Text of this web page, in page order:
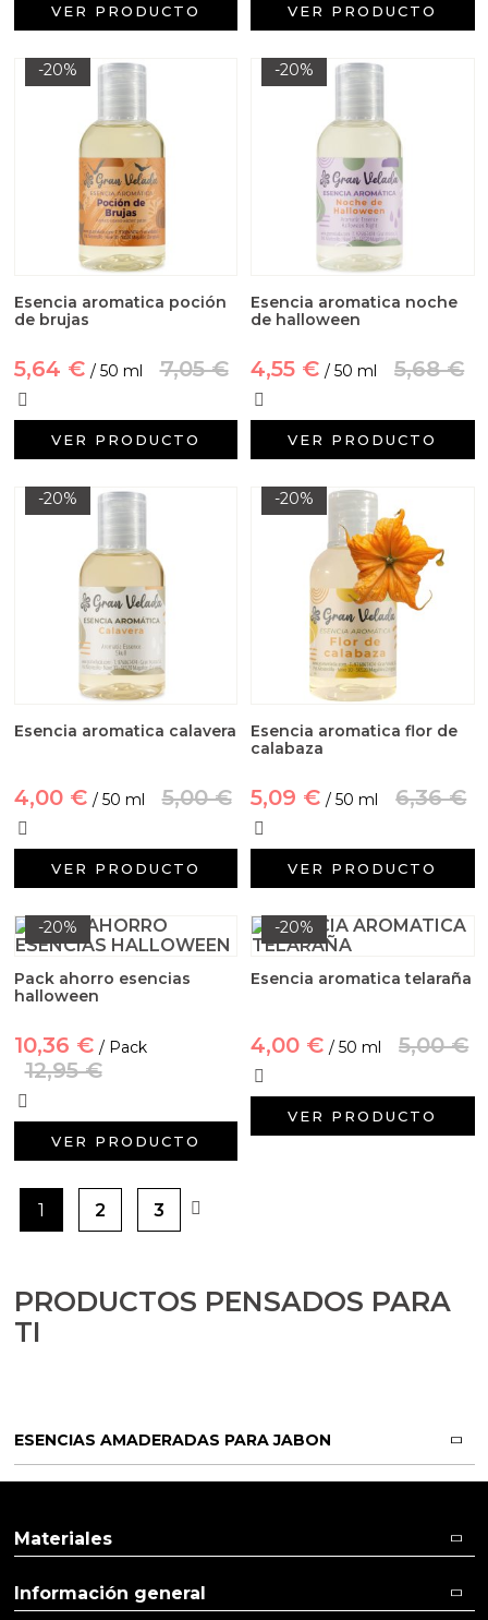
VER PRODUCTO VER PRODUCTO
-20%
Esencia aromatica poción
de brujas
5,64 € / 50 ml 7,05 €
VER PRODUCTO
-20%
Esencia aromatica noche
de halloween
4,55 € / 50 ml 5,68 €
VER PRODUCTO
-20%
Esencia aromatica calavera
4,00 € / 50 ml 5,00 €
VER PRODUCTO
-20%
Esencia aromatica flor de
calabaza
5,09 € / 50 ml 6,36 €
VER PRODUCTO
-20%
Pack ahorro esencias
halloween
10,36 € / Pack
12,95 €
VER PRODUCTO
-20%
Esencia aromatica telaraña
4,00 € / 50 ml 5,00 €
VER PRODUCTO
1 2 3
PRODUCTOS PENSADOS PARA
TI
ESENCIAS AMADERADAS PARA JABON
Materiales
Información general